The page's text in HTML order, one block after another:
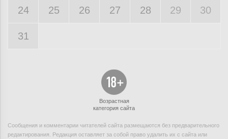
24 25 26 27 28 29 30
31
Возрастная
категория сайта
Сообщения и комментарии читателей сайта размещаются без предварительного
редактирования. Редакция оставляет за собой право удалить их с сайта или